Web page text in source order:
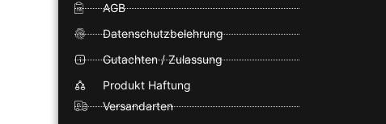
AGB
Datenschutzbelehrung
Gutachten / Zulassung
Produkt Haftung
Versandarten